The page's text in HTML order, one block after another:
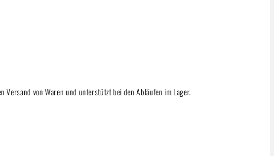
von Waren und unterstützt bei den Abläufen im Lager.